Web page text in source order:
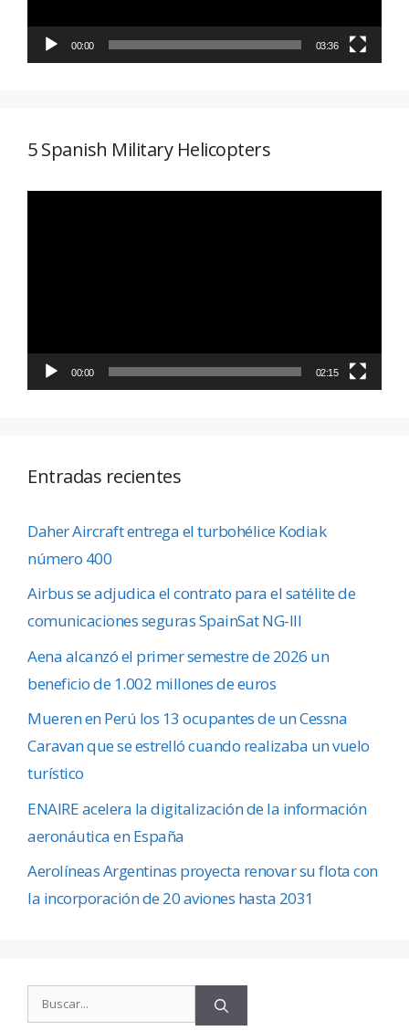
00:00 03:36
5 Spanish Military Helicopters
00:00 02:15
Entradas recientes
Daher Aircraft entrega el turbohélice Kodiak
número 400
Airbus se adjudica el contrato para el satélite de
comunicaciones seguras SpainSat NG-III
Aena alcanzó el primer semestre de 2026 un
beneficio de 1.002 millones de euros
Mueren en Perú los 13 ocupantes de un Cessna
Caravan que se estrelló cuando realizaba un vuelo
turístico
ENAIRE acelera la digitalización de la información
aeronáutica en España
Aerolíneas Argentinas proyecta renovar su flota con
la incorporación de 20 aviones hasta 2031